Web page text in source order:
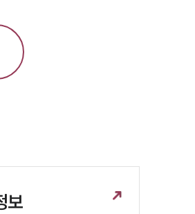
/브로슈어
세미나
보